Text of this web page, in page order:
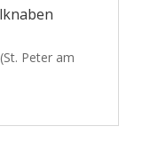
Peter am